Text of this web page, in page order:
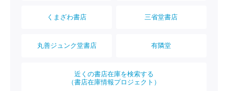
くまざわ書店 三省堂書店
丸善ジュンク堂書店 有隣堂
近くの書店在庫を検索する
（書店在庫情報プロジェクト）